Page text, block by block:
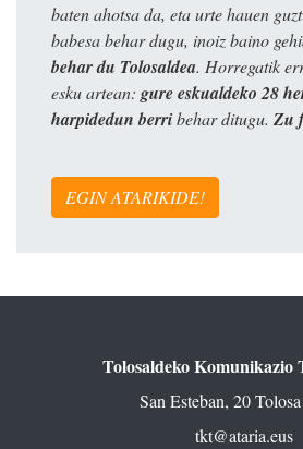
baten ahotsa da, eta urte hauen
babesa behar dugu, inoiz baino
behar du Tolosaldea. Horregatik
esku artean: gure eskualdeko 28
harpidedun berribehar ditugu. Zu
EGIN ATARIKIDE!
Tolosaldeko Komunikazio
San Esteban, 20
tkt@ataria.eus